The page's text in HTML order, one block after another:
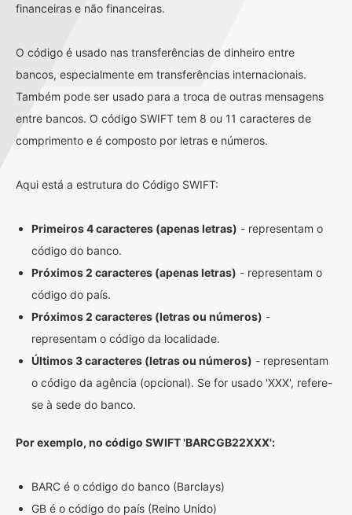
financeiras e não financeiras.
O código é usado nas transferências de dinheiro entre
bancos, especialmente em transferências internacionais.
Também pode ser usado para a troca de outras mensagens
entre bancos. O código SWIFT tem 8 ou 11 caracteres de
comprimento e é composto por letras e números.
Aqui está a estrutura do Código SWIFT:
Primeiros 4 caracteres (apenas letras) - representam o
código do banco.
Próximos 2 caracteres (apenas letras) - representam o
código do país.
Próximos 2 caracteres (letras ou números) -
representam o código da localidade.
Últimos 3 caracteres (letras ou números) - representam
o código da agência (opcional). Se for usado 'XXX', refere-
se à sede do banco.
Por exemplo, no código SWIFT 'BARCGB22XXX':
BARC é o código do banco (Barclays)
GB é o código do país (Reino Unido)